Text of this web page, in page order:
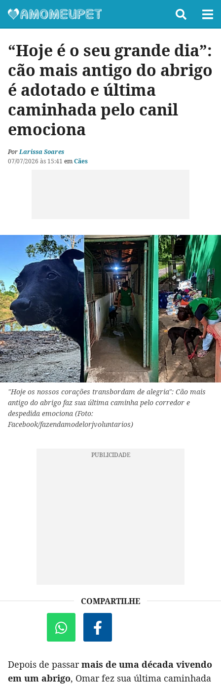
“Hoje é o seu grande dia”:
cão mais antigo do abrigo
é adotado e última
caminhada pelo canil
emociona
PorLarissa Soares
07/07/2026 às 15:41 emCães
"Hoje os nossos corações transbordam de alegria": Cão mais
antigo do abrigo faz sua última caminha pelo corredor e
despedida emociona (Foto:
Facebook/fazendamodelorjvoluntarios)
COMPARTILHE
Depois de passarmais de uma década vivendo
em um abrigo, Omar fez sua última caminhada